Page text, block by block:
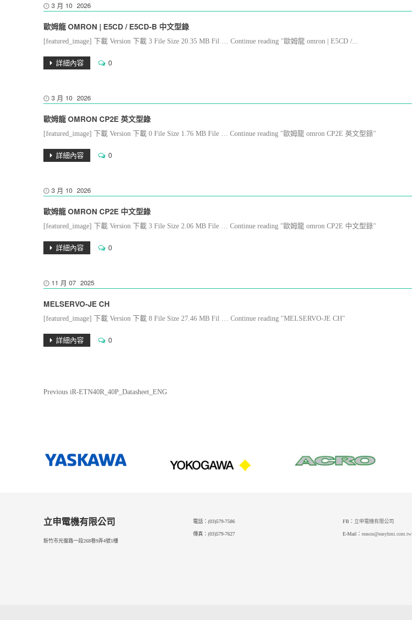
3 月 10 2026
歐姆龍 OMRON | E5CD / E5CD-B 中文型錄
[featured_image] 下載 Version 下載 3 File Size 20.35 MB Fil … Continue reading "歐姆龍 omron | E5CD /...
詳細內容 0
3 月 10 2026
歐姆龍 OMRON CP2E 英文型錄
[featured_image] 下載 Version 下載 0 File Size 1.76 MB File … Continue reading "歐姆龍 omron CP2E 英文型錄"
詳細內容 0
3 月 10 2026
歐姆龍 OMRON CP2E 中文型錄
[featured_image] 下載 Version 下載 3 File Size 2.06 MB File … Continue reading "歐姆龍 omron CP2E 中文型錄"
詳細內容 0
11 月 07 2025
MELSERVO-JE CH
[featured_image] 下載 Version 下載 8 File Size 27.46 MB Fil … Continue reading "MELSERVO-JE CH"
詳細內容 0
文
Previous
Previous iR-ETN40R_40P_Datasheet_ENG
立申電機有限公司
新竹市光復路一段268巷9弄4號1樓
電話：(03)579-7586
傳真：(03)579-7627
FB： 立申電機有限公司
E-Mail： reason@easyhmi.com.tw